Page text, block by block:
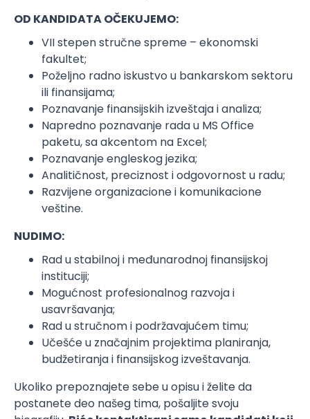
OD KANDIDATA OČEKUJEMO:
VII stepen stručne spreme – ekonomski
fakultet;
Poželjno radno iskustvo u bankarskom sektoru
ili finansijama;
Poznavanje finansijskih izveštaja i analiza;
Napredno poznavanje rada u MS Office
paketu, sa akcentom na Excel;
Poznavanje engleskog jezika;
Analitičnost, preciznost i odgovornost u radu;
Razvijene organizacione i komunikacione
veštine.
NUDIMO:
Rad u stabilnoj i međunarodnoj finansijskoj
instituciji;
Mogućnost profesionalnog razvoja i
usavršavanja;
Rad u stručnom i podržavajućem timu;
Učešće u značajnim projektima planiranja,
budžetiranja i finansijskog izveštavanja.
Ukoliko prepoznajete sebe u opisu i želite da
postanete deo našeg tima, pošaljite svoju